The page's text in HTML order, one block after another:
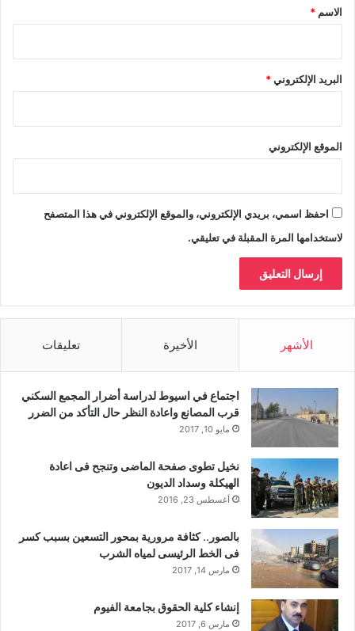
*
الاسم *
البريد الإلكتروني*
الموقع الإلكتروني
احفظ اسمي، بريدي الإلكتروني، والموقع الإلكتروني في هذا المتصفح
لاستخدامها المرة المقبلة في تعليقي.
الأشهر الأخيرة تعليقات
اجتماع في اسيوط لدراسة أضرار المجمع السكني
قرب المصانع واعادة النظر حال التأكد من الضرر
مايو 10, 2017
نخيل تطوى صفحة الماضى وتنجح فى اعادة
الهيكلة وسداد الديون
أغسطس 23, 2016
بالصور.. كثافة مرورية بمحور التسعين بسبب كسر
فى الخط الرئيسى لمياه الشرب
مارس 14, 2017
إنشاء كلية الحقوق بجامعة الفيوم
مارس 6, 2017